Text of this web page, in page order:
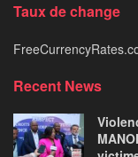
Taux de change
Recent News